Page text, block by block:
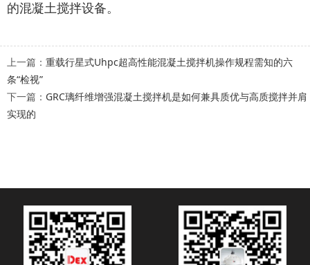
的混凝土搅拌设备。
上一篇： 重载行星式Uhpc超高性能混凝土搅拌机操作规程需知的六
条“检视”
下一篇： GRC璃纤维增强混凝土搅拌机是如何兼具质优与高质搅拌并肩
实现的